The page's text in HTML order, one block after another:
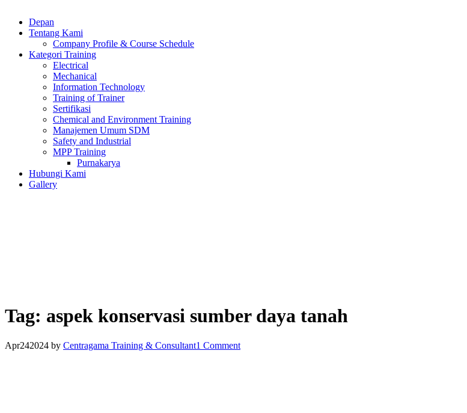
Depan
Tentang Kami
Company Profile & Course Schedule
Kategori Training
Electrical
Mechanical
Information Technology
Training of Trainer
Sertifikasi
Chemical and Environment Training
Manajemen Umum SDM
Safety and Industrial
MPP Training
Purnakarya
Hubungi Kami
Gallery
Tag: aspek konservasi sumber daya tanah
Apr242024 by Centragama Training & Consultant1 Comment